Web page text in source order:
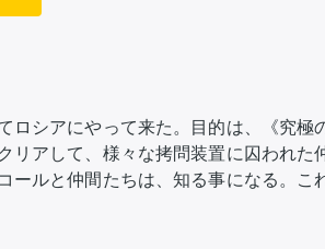
シアにやって来た。目的は、《究極
アして、様々な拷問装置に囚われた
ルと仲間たちは、知る事になる。こ